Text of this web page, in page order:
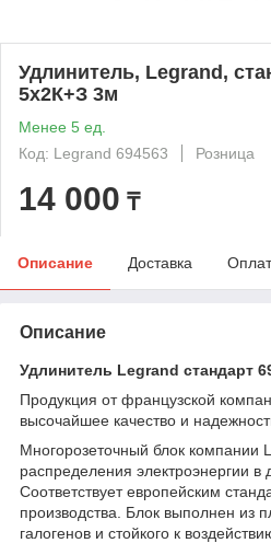
Удлинитель, Legrand,
5x2К+З 3м
Менее 5 ед.
Код: Legrand 694563
Розница
14 000 ₸
Описание Доставка
Описание
Удлинитель Legrand стандарт
Продукция от французской
высочайшее качество и
Многорозеточный блок компании
распределения электроэнергии в
Соответствует европейским
производства. Блок выполнен из
галогенов и стойкого к